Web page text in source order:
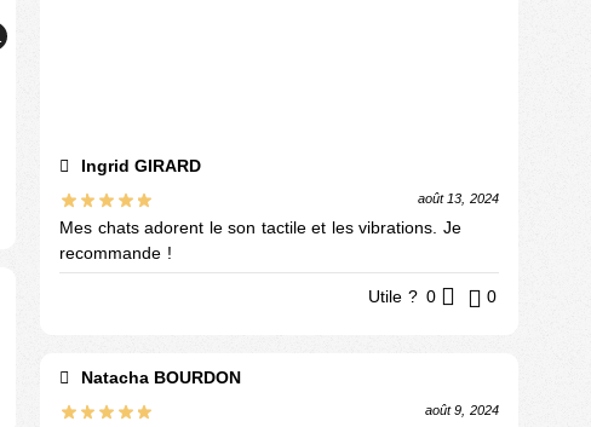
Ingrid GIRARD
août 13, 2024
Mes chats adorent le son tactile et les vibrations. Je
recommande !
Utile ? 0 0
Natacha BOURDON
août 9, 2024